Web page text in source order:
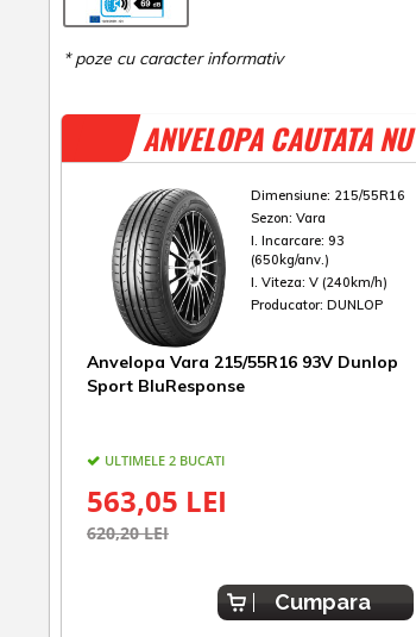
ANVELOPA CAUTATA
Dimensiune: 215/55R16
Sezon: Vara
I. Incarcare: 93
(650kg/anv.)
I. Viteza: V (240km/h)
Producator: DUNLOP
Anvelopa Vara 215/55R16 93V Dunlop
Sport BluResponse
ULTIMELE 2 BUCATI
563,05 LEI
620,20 LEI
Cumpara